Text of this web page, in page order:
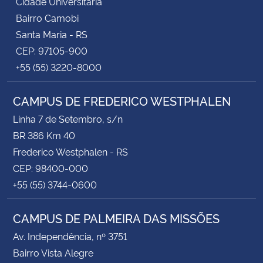
Bairro Camobi
Santa Maria - RS
CEP: 97105-900
+55 (55) 3220-8000
CAMPUS DE FREDERICO WESTPHALEN
Linha 7 de Setembro, s/n
BR 386 Km 40
Frederico Westphalen - RS
CEP: 98400-000
+55 (55) 3744-0600
CAMPUS DE PALMEIRA DAS MISSÕES
Av. Independência, nº 3751
Bairro Vista Alegre